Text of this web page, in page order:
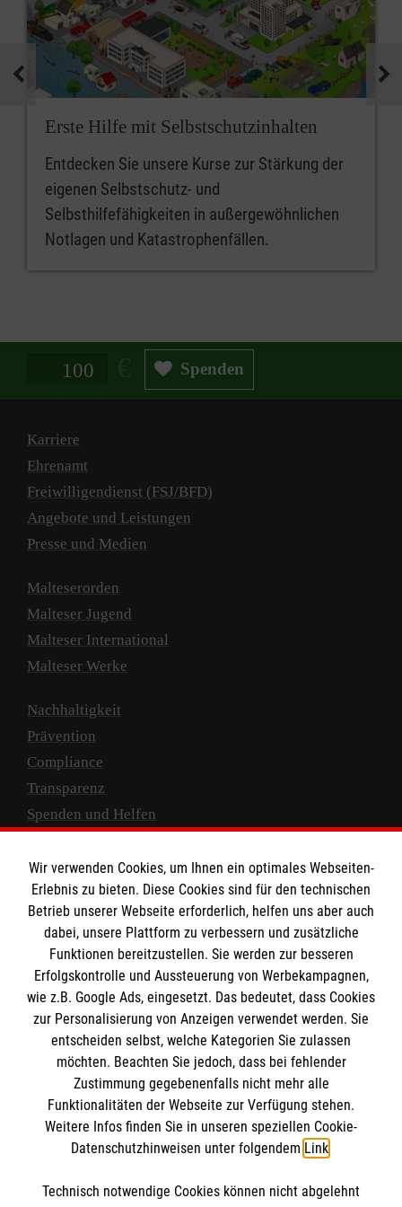
Erste Hilfe mit Selbstschutzinhalten
Entdecken Sie unsere Kurse zur Stärkung der
eigenen Selbstschutz- und
Selbsthilfefähigkeiten in außergewöhnlichen
Notlagen und Katastrophenfällen.
Spendenbetrag in Euro Spenden
Karriere
Ehrenamt
Freiwilligendienst (FSJ/BFD)
Angebote und Leistungen
Presse und Medien
Malteserorden
Malteser Jugend
Malteser International
Malteser Werke
Nachhaltigkeit
Prävention
Compliance
Transparenz
Spenden und Helfen
Empfänger: Malteser Hilfsdienst e.V.
IBAN: DE10 3706 0120 1201 2000 12
BIC: GENODED 1PA7
Newsletter abonnieren
Cookies verwalten|AGB|Impressum|Datenschutz
Wir verwenden Cookies, um Ihnen ein optimales Webseiten-
Erlebnis zu bieten. Diese Cookies sind für den technischen
Betrieb unserer Webseite erforderlich, helfen uns aber auch
dabei, unsere Plattform zu verbessern und zusätzliche
Funktionen bereitzustellen. Sie werden zur besseren
Erfolgskontrolle und Aussteuerung von Werbekampagnen,
wie z.B. Google Ads, eingesetzt. Das bedeutet, dass Cookies
zur Personalisierung von Anzeigen verwendet werden. Sie
entscheiden selbst, welche Kategorien Sie zulassen
möchten. Beachten Sie jedoch, dass bei fehlender
Zustimmung gegebenenfalls nicht mehr alle
Funktionalitäten der Webseite zur Verfügung stehen.
Weitere Infos finden Sie in unseren speziellen Cookie-
Datenschutzhinweisen unter folgendem Link.
Technisch notwendige Cookies können nicht abgelehnt